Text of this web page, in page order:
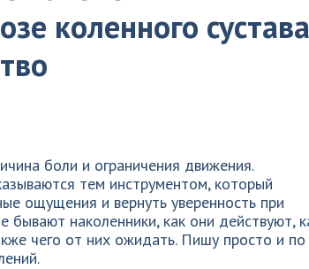
коленного
боли и ограничения движения.
тем инструментом, который
ощущения и вернуть уверенность при
бывают наколенники, как они действуют,
чего от них ожидать. Пишу просто и по